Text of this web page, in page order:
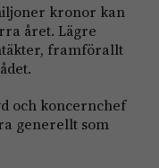
kronor kan
året. Lägre
framförallt
och koncernchef
generellt som